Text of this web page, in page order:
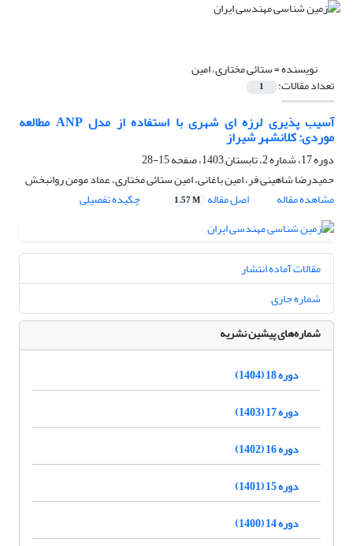
نویسنده =ستائی مختاری، امین
تعداد مقالات: 1
آسیب پذیری لرزه ای شهری با استفاده از مدل ANP مطالعه
موردی: کلانشهر شیراز
دوره 17، شماره 2، تابستان 1403، صفحه
15-28
حمیدرضا شاهینی فر، امین باغانی، امین ستائی مختاری، عماد مومن روانبخش
مشاهده مقاله
اصل مقاله 1.57 M چکیده تفصیلی
مقالات آماده انتشار
شماره جاری
شماره‌های پیشین نشریه
دوره 18 (1404)
دوره 17 (1403)
دوره 16 (1402)
دوره 15 (1401)
دوره 14 (1400)